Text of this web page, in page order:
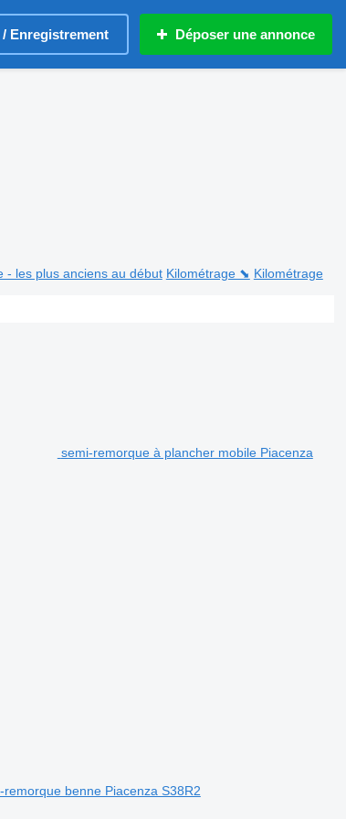
Enregistrement Déposer une annonce
- les plus anciens au début Kilométrage ⬊ Kilométrage
semi-remorque à plancher mobile Piacenza
remorque benne Piacenza S38R2